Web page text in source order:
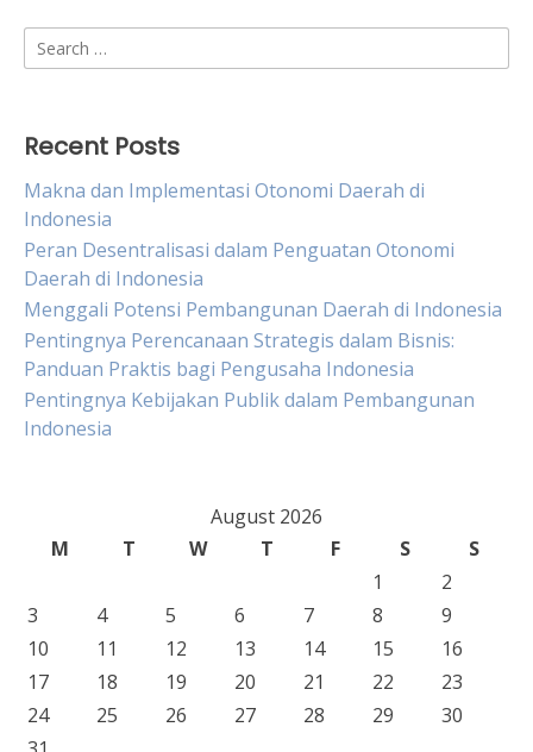
Search
for:
Recent Posts
Makna dan Implementasi Otonomi Daerah di
Indonesia
Peran Desentralisasi dalam Penguatan Otonomi
Daerah di Indonesia
Menggali Potensi Pembangunan Daerah di Indonesia
Pentingnya Perencanaan Strategis dalam Bisnis:
Panduan Praktis bagi Pengusaha Indonesia
Pentingnya Kebijakan Publik dalam Pembangunan
Indonesia
August 2026
M
T W T F S
S
1
2
3
4 5 6 7 8
9
10
11 12 13 14 15
16
17
18 19 20 21 22
23
24
25 26 27 28 29
30